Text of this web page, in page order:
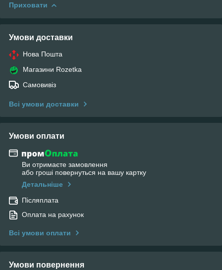
Приховати
Умови доставки
Нова Пошта
Магазини Rozetka
Самовивіз
Всі умови доставки
Умови оплати
Ви отримаєте замовлення
або гроші повернуться на вашу картку
Детальніше
Післяплата
Оплата на рахунок
Всі умови оплати
Умови повернення